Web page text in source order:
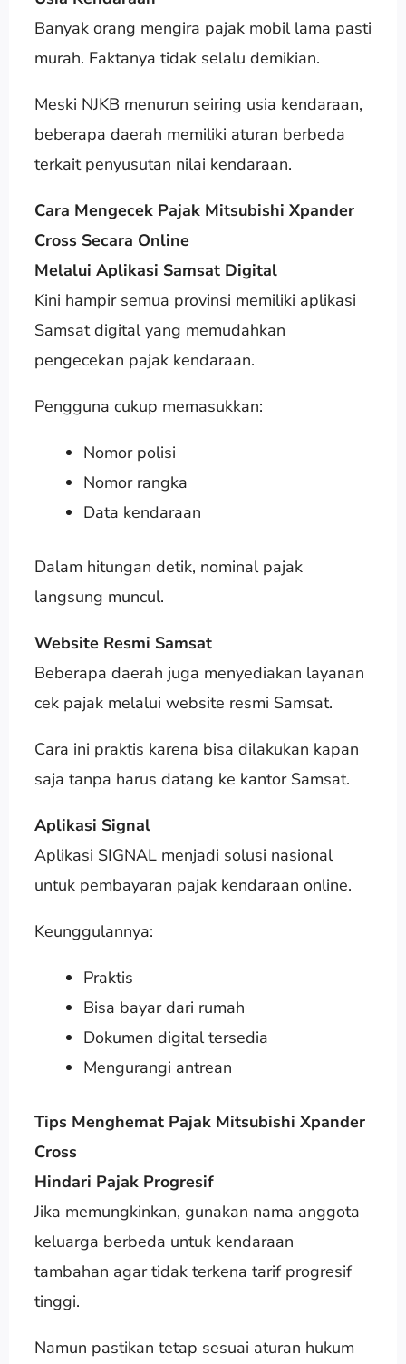
Banyak orang mengira pajak mobil lama pasti
murah. Faktanya tidak selalu demikian.
Meski NJKB menurun seiring usia kendaraan,
beberapa daerah memiliki aturan berbeda
terkait penyusutan nilai kendaraan.
Cara Mengecek Pajak Mitsubishi Xpander
Cross Secara Online
Melalui Aplikasi Samsat Digital
Kini hampir semua provinsi memiliki aplikasi
Samsat digital yang memudahkan
pengecekan pajak kendaraan.
Pengguna cukup memasukkan:
Nomor polisi
Nomor rangka
Data kendaraan
Dalam hitungan detik, nominal pajak
langsung muncul.
Website Resmi Samsat
Beberapa daerah juga menyediakan layanan
cek pajak melalui website resmi Samsat.
Cara ini praktis karena bisa dilakukan kapan
saja tanpa harus datang ke kantor Samsat.
Aplikasi Signal
Aplikasi SIGNAL menjadi solusi nasional
untuk pembayaran pajak kendaraan online.
Keunggulannya:
Praktis
Bisa bayar dari rumah
Dokumen digital tersedia
Mengurangi antrean
Tips Menghemat Pajak Mitsubishi Xpander
Cross
Hindari Pajak Progresif
Jika memungkinkan, gunakan nama anggota
keluarga berbeda untuk kendaraan
tambahan agar tidak terkena tarif progresif
tinggi.
Namun pastikan tetap sesuai aturan hukum